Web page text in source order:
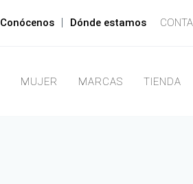
Conócenos | Dónde estamos
MUJER MARCAS TIENDA